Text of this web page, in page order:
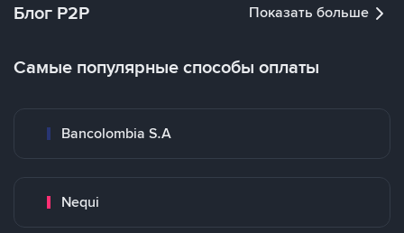
Блог P2P Показать больше
Самые популярные способы оплаты
Bancolombia S.A
Nequi